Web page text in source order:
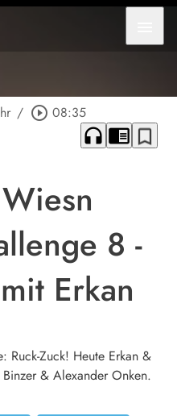
/ play_circle_outline 08:35
headphones chrome_reader_mode bookmark_border
8 -
Erkan
Ruck-Zuck! Heute Erkan &
& Alexander Onken.